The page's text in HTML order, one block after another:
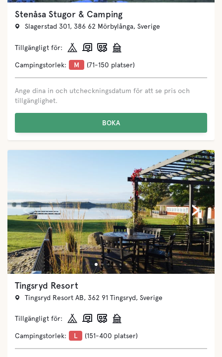
Stenåsa Stugor & Camping
Slagerstad 301, 386 62 Mörbylånga, Sverige
Tillgängligt för:
Campingstorlek: M (71-150 platser)
Ange dina in och utcheckningsdatum för att se pris och
tillgänglighet.
BOKA
›
‹
Tingsryd Resort
Tingsryd Resort AB, 362 91 Tingsryd, Sverige
Tillgängligt för:
Campingstorlek: L (151-400 platser)